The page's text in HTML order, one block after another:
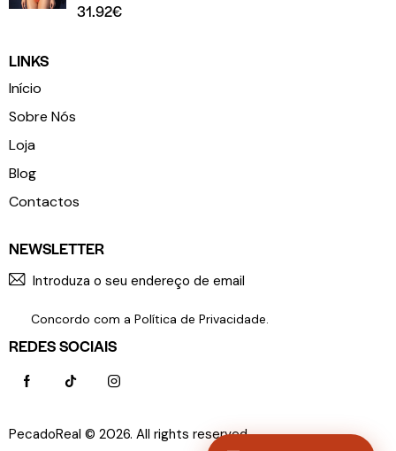
31.92€
LINKS
Início
Sobre Nós
Loja
Blog
Contactos
NEWSLETTER
Concordo com a Política de Privacidade.
REDES SOCIAIS
PecadoReal © 2026. All rights reserved.